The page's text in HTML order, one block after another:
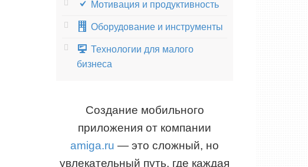
Мотивация и продуктивность
Оборудование и инструменты
Технологии для малого
бизнеса
Создание мобильного
приложения от компании
amiga.ru — это сложный, но
увлекательный путь, где каждая